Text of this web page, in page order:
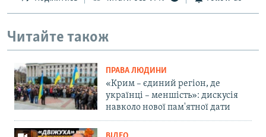
Читайте також
ПРАВА ЛЮДИНИ
«Крим – єдиний регіон, де
українці – меншість»: дискусія
навколо нової пам'ятної дати